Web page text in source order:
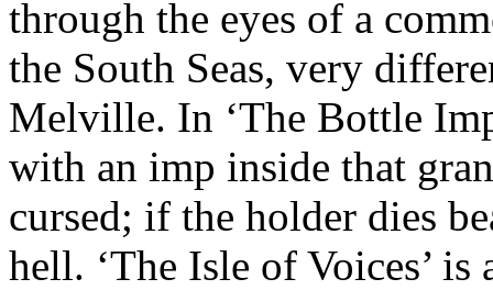
through the eyes of a
the South Seas, very
Melville. In ‘The Bottle
with an imp inside that
cursed; if the holder dies
hell. ‘The Isle of Voices’